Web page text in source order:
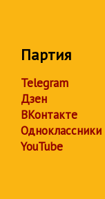
Партия
Telegram
Дзен
ВКонтакте
Одноклассники
YouTube